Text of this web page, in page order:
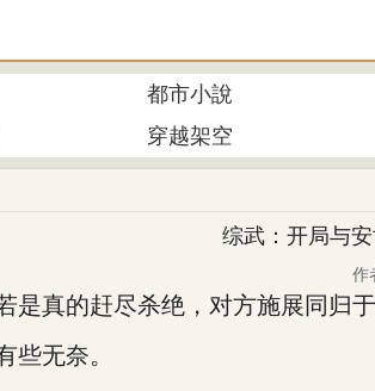
都市小說
穿越架空
综武：开局与
作
真的赶尽杀绝，对方施展同归
无奈。